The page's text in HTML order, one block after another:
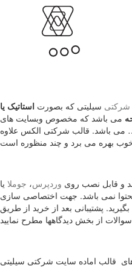
شرکتی سیلیتی که بصورت
می باشد که مخصوص وبسایت های
باشد. قالب شرکتی الکس علاوه
و قابل نصب روی وردپرس، جوملا یا
نمی باشد. جهت اختصاصی سازی
بگیرید. پشتیبانی بعد از خرید از طریق